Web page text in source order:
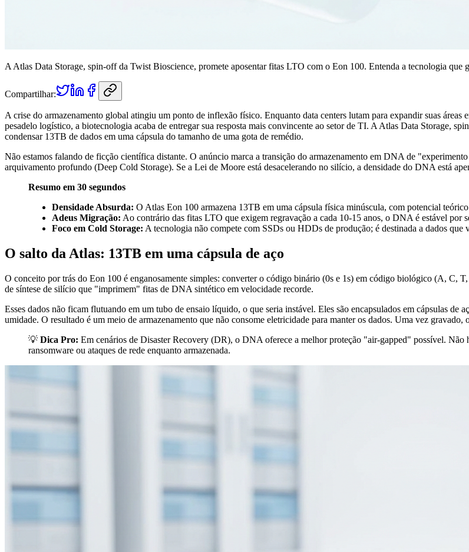
A Atlas Data Storage, spin-off da Twist Bioscience, promete aposentar fitas LTO com o Eon 100. Entenda a tecnologia que
Compartilhar:
A crise do armazenamento global atingiu um ponto de inflexão físico. Enquanto data centers lutam para expandir suas
pesadelo logístico, a biotecnologia acaba de entregar sua resposta mais convincente ao setor de TI. A Atlas Data Storage,
condensar 13TB de dados em uma cápsula do tamanho de uma gota de remédio.
Não estamos falando de ficção científica distante. O anúncio marca a transição do armazenamento em DNA de
arquivamento profundo (Deep Cold Storage). Se a Lei de Moore está desacelerando no silício, a densidade do DNA está
Resumo em 30 segundos
Densidade Absurda: O Atlas Eon 100 armazena 13TB em uma cápsula física minúscula, com potencial
Adeus Migração: Ao contrário das fitas LTO que exigem regravação a cada 10-15 anos, o DNA é estável por
Foco em Cold Storage: A tecnologia não compete com SSDs ou HDDs de produção; é destinada a dados
O salto da Atlas: 13TB em uma cápsula de aço
O conceito por trás do Eon 100 é enganosamente simples: converter o código binário (0s e 1s) em código biológico (A, C,
de síntese de silício que "imprimem" fitas de DNA sintético em velocidade recorde.
Esses dados não ficam flutuando em um tubo de ensaio líquido, o que seria instável. Eles são encapsulados em cápsulas
umidade. O resultado é um meio de armazenamento que não consome eletricidade para manter os dados. Uma vez gravado,
💡 Dica Pro: Em cenários de Disaster Recovery (DR), o DNA oferece a melhor proteção "air-gapped" possível. Não
ransomware ou ataques de rede enquanto armazenada.